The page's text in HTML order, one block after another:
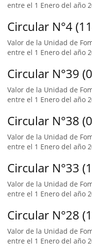
entre el 1 Enero del año
Circular N°4
Valor de la Unidad de
entre el 1 Enero del año
Circular N°39
Valor de la Unidad de
entre el 1 Enero del año
Circular N°38
Valor de la Unidad de
entre el 1 Enero del año
Circular N°33
Valor de la Unidad de
entre el 1 Enero del año
Circular N°28
Valor de la Unidad de
entre el 1 Enero del año